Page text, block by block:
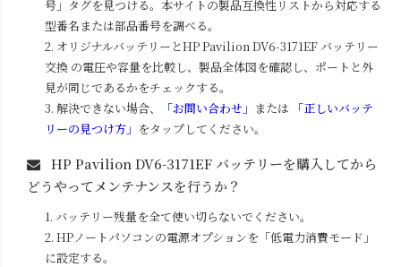
号」タグを見つける。本サイトの製品互換性リストから対応する
型番名または部品番号を調べる。
2. オリジナルバッテリーとHP Pavilion DV6-3171EF バッテリー
交換 の電圧や容量を比較し、製品全体図を確認し、ポートと外
見が同じであるかをチェックする。
3. 解決できない場合、
「お問い合わせ」 または
「正しいバッテ
リーの見つけ方」 をタップしてください。
HP Pavilion DV6-3171EFバッテリーを購入してから
どうやってメンテナンスを行うか？
1. バッテリー残量を全て使い切らないでください。
2. HPノートパソコンの電源オプションを「低電力消費モード」
に設定する。